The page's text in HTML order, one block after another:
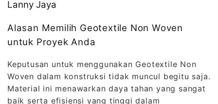
Lanny Jaya
Alasan Memilih Geotextile Non Woven
untuk Proyek Anda
Keputusan untuk menggunakan Geotextile Non
Woven dalam konstruksi tidak muncul begitu saja.
Material ini menawarkan daya tahan yang sangat
baik serta efisiensi yang tinggi dalam